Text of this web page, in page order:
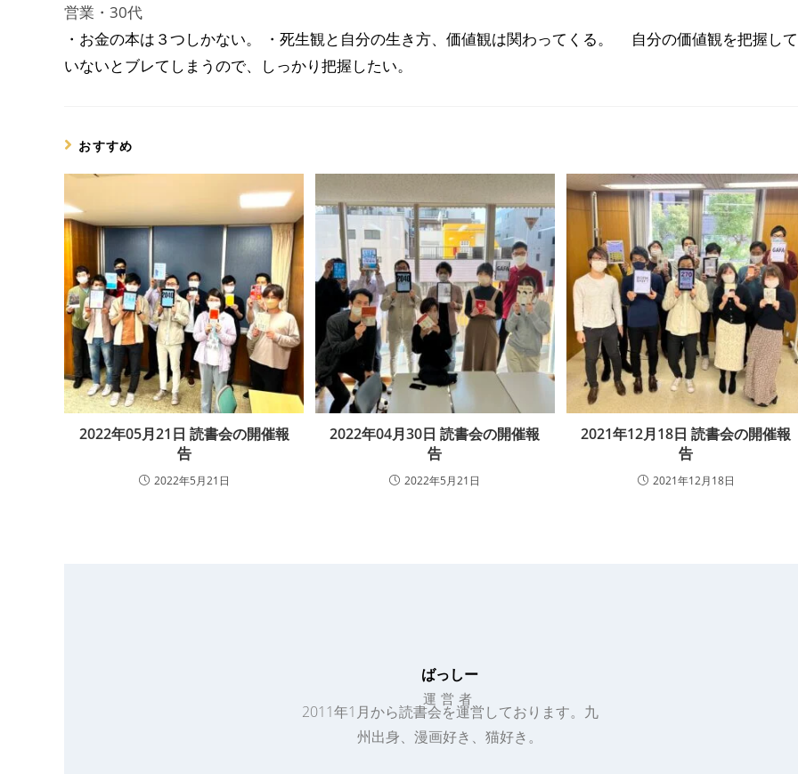
営業・30代
・お金の本は３つしかない。 ・死生観と自分の生き方、価値観は関わってくる。 自分の価値観を把握して
いないとブレてしまうので、しっかり把握したい。
おすすめ
2022年05月21日 読書会の開催報
告
2022年5月21日
2022年04月30日 読書会の開催報
告
2022年5月21日
2021年12月18日 読書会の開催報
告
2021年12月18日
ばっしー
運営者
2011年1月から読書会を運営しております。九
州出身、漫画好き、猫好き。